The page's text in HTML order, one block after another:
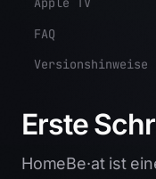
FAQ
Versionshinweise
Erste
HomeBe·at ist